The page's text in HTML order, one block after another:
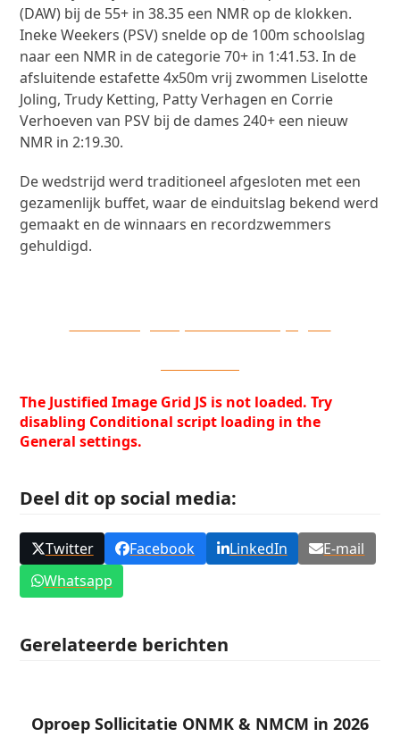
(DAW) bij de 55+ in 38.35 een NMR op de klokken.
Ineke Weekers (PSV) snelde op de 100m schoolslag
naar een NMR in de categorie 70+ in 1:41.53. In de
afsluitende estafette 4x50m vrij zwommen Liselotte
Joling, Trudy Ketting, Patty Verhagen en Corrie
Verhoeven van PSV bij de dames 240+ een nieuw
NMR in 2:19.30.
De wedstrijd werd traditioneel afgesloten met een
gezamenlijk buffet, waar de einduitslag bekend werd
gemaakt en de winnaars en recordzwemmers
gehuldigd.
The Justified Image Grid JS is not loaded. Try
disabling Conditional script loading in the
General settings.
Deel dit op social media:
Twitter Facebook LinkedIn
E-mail
Whatsapp
Gerelateerde berichten
Oproep Sollicitatie ONMK & NMCM in 2026